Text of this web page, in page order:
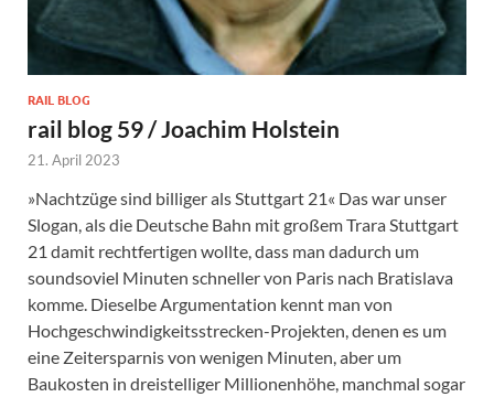
RAIL BLOG
rail blog 59 / Joachim Holstein
21. April 2023
»Nachtzüge sind billiger als Stuttgart 21« Das war unser
Slogan, als die Deutsche Bahn mit großem Trara Stuttgart
21 damit rechtfertigen wollte, dass man dadurch um
soundsoviel Minuten schneller von Paris nach Bratislava
komme. Dieselbe Argumentation kennt man von
Hochgeschwindigkeitsstrecken-Projekten, denen es um
eine Zeitersparnis von wenigen Minuten, aber um
Baukosten in dreistelliger Millionenhöhe, manchmal sogar